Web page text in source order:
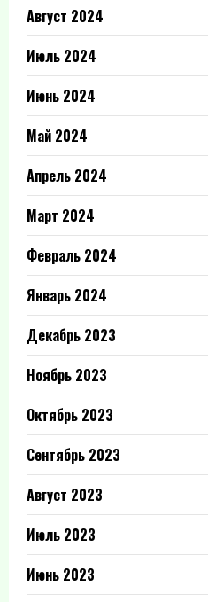
Август 2024
Июль 2024
Июнь 2024
Май 2024
Апрель 2024
Март 2024
Февраль 2024
Январь 2024
Декабрь 2023
Ноябрь 2023
Октябрь 2023
Сентябрь 2023
Август 2023
Июль 2023
Июнь 2023